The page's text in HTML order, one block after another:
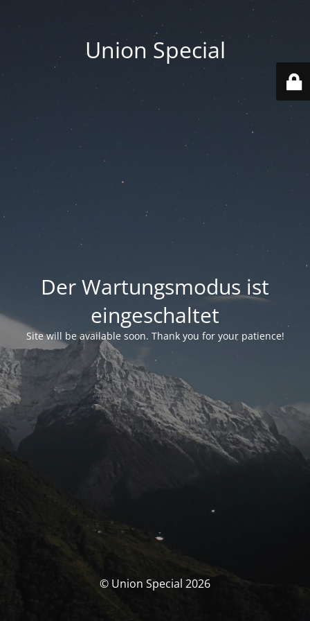
Union Special
Der Wartungsmodus ist
eingeschaltet
Site will be available soon. Thank you for your patience!
© Union Special 2026